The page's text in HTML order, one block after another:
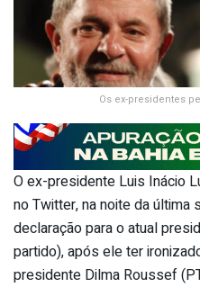
Os ex-presidentes
O ex-presidente Luis Inácio
no Twitter, na noite da última
declaração para o atual
partido), após ele ter
presidente Dilma Roussef